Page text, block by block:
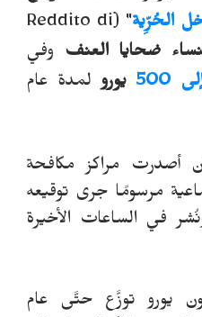
الحُرِّية" (
Reddito di
ضحايا العنف
وفي
يورولمدة عام
أصدرت مراكز مكافحة
مرسومًا جرى توقيعه
في الساعات الأخيرة
الصندوق 30 مليون يورو توزَّع حتَّى عام